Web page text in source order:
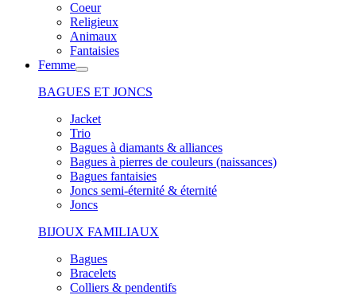
Coeur
Religieux
Animaux
Fantaisies
Femme
BAGUES ET JONCS
Jacket
Trio
Bagues à diamants & alliances
Bagues à pierres de couleurs (naissances)
Bagues fantaisies
Joncs semi-éternité & éternité
Joncs
BIJOUX FAMILIAUX
Bagues
Bracelets
Colliers & pendentifs